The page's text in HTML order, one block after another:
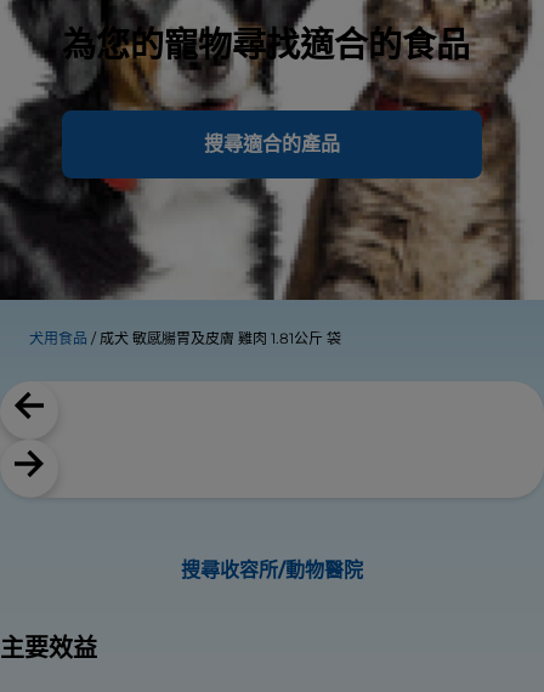
為您的寵物尋找適合的食品
搜尋適合的產品
犬用食品 成犬 敏感腸胃及皮膚 雞肉 1.81公斤 袋
搜尋收容所/動物醫院
主要效益